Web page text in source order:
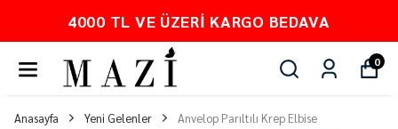
4000 TL VE ÜZERI KARGO BEDAVA
0
Anasayfa Yeni Gelenler Anvelop Parıltılı Krep Elbise